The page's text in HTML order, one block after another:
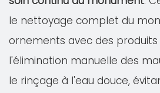
le nettoyage complet du
ornements avec des produits
l'élimination manuelle des
le rinçage à l'eau douce,